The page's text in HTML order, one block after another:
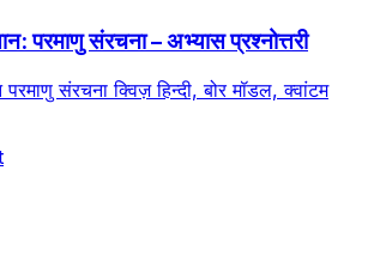
परमाणु संरचना – अभ्यास प्रश्नोत्तरी
संरचना क्विज़ हिन्दी, बोर मॉडल, क्वांटम